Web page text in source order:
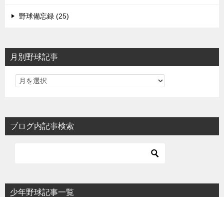
野球備忘録 (25)
月別野球記事
ブログ内記事検索
少年野球記事一覧